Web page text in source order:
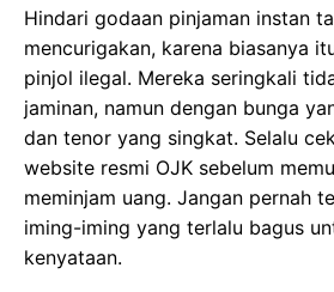
Hindari godaan pinjaman instan
mencurigakan, karena biasanya
pinjol ilegal. Mereka seringkali
jaminan, namun dengan bunga
dan tenor yang singkat. Selalu
website resmi OJK sebelum
meminjam uang. Jangan pernah
iming-iming yang terlalu bagus
kenyataan.